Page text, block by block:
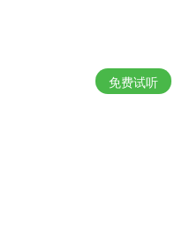
免费试听